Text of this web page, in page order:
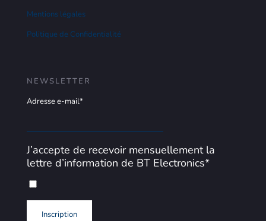
Mentions légales
Politique de Confidentialité
NEWSLETTER
Adresse e-mail*
J’accepte de recevoir mensuellement la
lettre d’information de BT Electronics*